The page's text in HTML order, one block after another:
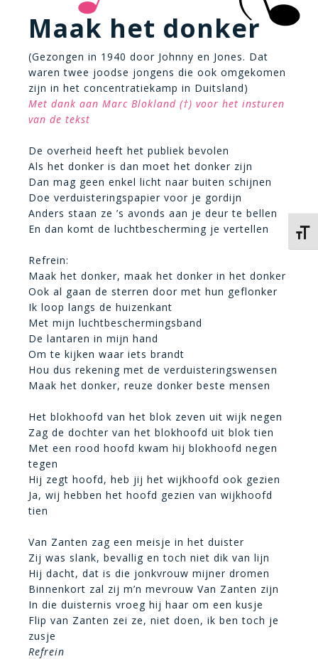
Maak het donker
(Gezongen in 1940 door Johnny en Jones. Dat
waren twee joodse jongens die ook omgekomen
zijn in het concentratiekamp in Duitsland)
Met dank aan Marc Blokland (†) voor het insturen
van de tekst
De overheid heeft het publiek bevolen
Als het donker is dan moet het donker zijn
Dan mag geen enkel licht naar buiten schijnen
Doe verduisteringspapier voor je gordijn
Anders staan ze ’s avonds aan je deur te bellen
En dan komt de luchtbescherming je vertellen
Refrein:
Maak het donker, maak het donker in het donker
Ook al gaan de sterren door met hun geflonker
Ik loop langs de huizenkant
Met mijn luchtbeschermingsband
De lantaren in mijn hand
Om te kijken waar iets brandt
Hou dus rekening met de verduisteringswensen
Maak het donker, reuze donker beste mensen
Het blokhoofd van het blok zeven uit wijk negen
Zag de dochter van het blokhoofd uit blok tien
Met een rood hoofd kwam hij blokhoofd negen
tegen
Hij zegt hoofd, heb jij het wijkhoofd ook gezien
Ja, wij hebben het hoofd gezien van wijkhoofd
tien
Van Zanten zag een meisje in het duister
Zij was slank, bevallig en toch niet dik van lijn
Hij dacht, dat is die jonkvrouw mijner dromen
Binnenkort zal zij m’n mevrouw Van Zanten zijn
In die duisternis vroeg hij haar om een kusje
Flip van Zanten zei ze, niet doen, ik ben toch je
zusje
Refrein